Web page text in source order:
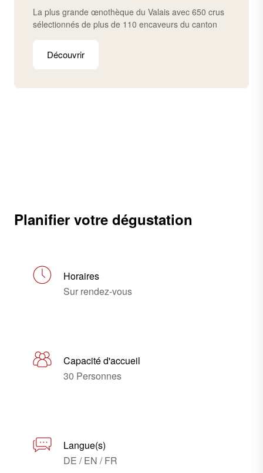
La plus grande œnothèque du Valais avec 650 crus
sélectionnés de plus de 110 encaveurs du canton
Découvrir
Planifier votre dégustation
Horaires
Sur rendez-vous
Capacité d'accueil
30 Personnes
Langue(s)
DE / EN / FR